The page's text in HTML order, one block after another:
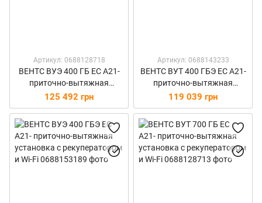
Артикул: 0688128718
ВЕНТС ВУЭ 400 ГБ ЕС А21-
приточно-вытяжная
установка с рекуператором
и Wi-Fi
125 492 грн
Артикул: 0688143233
ВЕНТС ВУТ 400 ГБЭ ЕС А21-
приточно-вытяжная
установка с рекуператором
и Wi-Fi
119 039 грн